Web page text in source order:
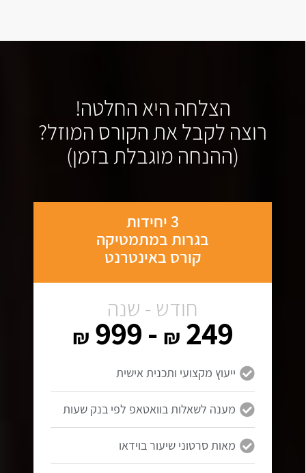
הצלחה היא החלטה!
רוצה לקבל את הקורס המוזל?
(ההנחה מוגבלת בזמן)
3 יחידות
בגרות במתמטיקה
קורס באינטרנט
חודש - שנה
249
₪
- 999
₪
ייעוץ מקצועי ותכנית אישית
מענה לשאלות בוואטאפ לפי בנק שעות
מאות סרטוני שיעור בוידאו